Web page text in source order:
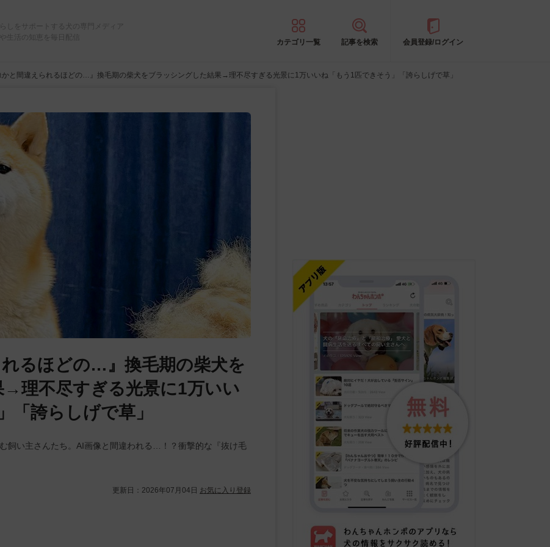
しをサポートする犬の専門メディア
生活の知恵を毎日配信
カテゴリ一覧 記事を検索 会員登録/ログイン
かと間違えられるほどの…』換毛期の柴犬をブラッシングした結果→理不尽すぎる光景に1万いいね「もう1匹できそう」「誇らしげで草」
れるほどの…』換毛期の柴犬を
理不尽すぎる光景に1万いい
「誇らしげで草」
飼い主さんたち。AI画像と間違われる…！？衝撃的な『抜け毛
更新日： 2026年07月04日 お気に入り登録